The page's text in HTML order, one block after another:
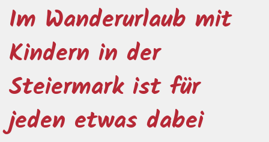
Im Wanderurlaub mit
Kindern in der
Steiermark ist für
jeden etwas dabei